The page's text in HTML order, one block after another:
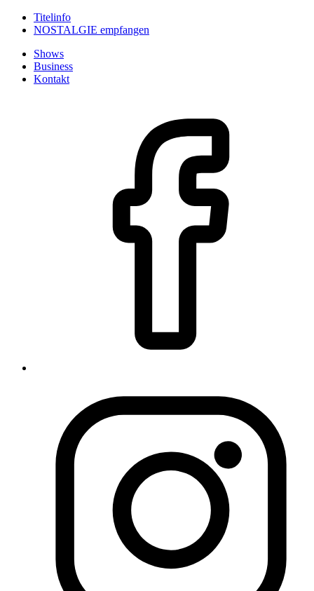
Titelinfo
NOSTALGIE empfangen
Shows
Business
Kontakt